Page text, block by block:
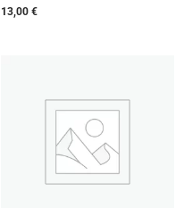
13,00 €